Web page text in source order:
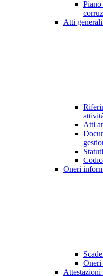
Piano
Atti generali
attività
Atti
Oneri
Oneri
Attestazioni